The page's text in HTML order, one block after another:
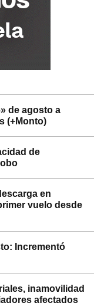
de agosto a
(+Monto)
de
en
vuelo desde
Incrementó
inamovilidad
afectados